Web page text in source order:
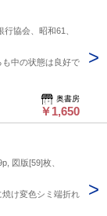
協会、昭和61、
中の状態は良好で
奥書房
￥1,650
図版[59]枚、
け変色シミ端折れ